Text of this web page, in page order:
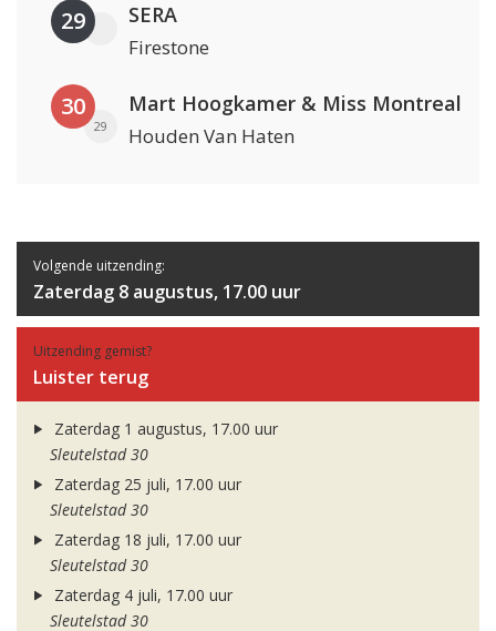
29 SERA
Firestone
30
29
Mart Hoogkamer & Miss Montreal
Houden Van Haten
Volgende uitzending:
Zaterdag 8 augustus, 17.00 uur
Uitzending gemist?
Luister terug
Zaterdag 1 augustus, 17.00 uur
Sleutelstad 30
Zaterdag 25 juli, 17.00 uur
Sleutelstad 30
Zaterdag 18 juli, 17.00 uur
Sleutelstad 30
Zaterdag 4 juli, 17.00 uur
Sleutelstad 30